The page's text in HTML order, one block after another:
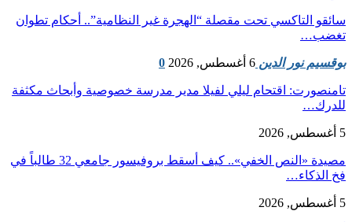
سائقو التاكسي تحت مقصلة “الهجرة غير النظامية”.. أحكام تطوان
تغضب…
بوقسيم نور الدين 6 أغسطس, 2026 0
تامنصورت: اقتحام ليلي لفيلا مدير مدرسة خصوصية وأبحاث مكثفة
للدرك…
5 أغسطس, 2026
مصيدة «النص الخفي».. كيف أسقط بروفيسور جامعي 32 طالباً في
فخ الذكاء…
5 أغسطس, 2026